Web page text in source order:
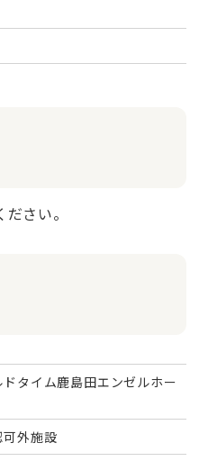
さい。
ドタイム鹿島田エンゼルホー
可外施設